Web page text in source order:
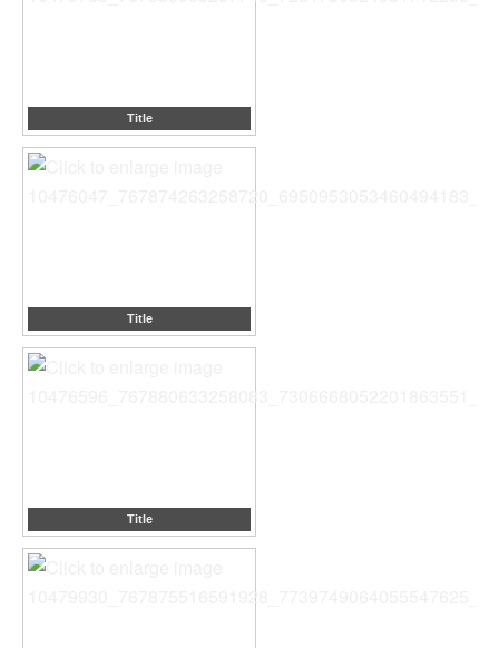
Title
Title
Title